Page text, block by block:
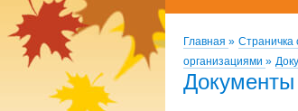
Главная » Страничка
организациями »
Документы